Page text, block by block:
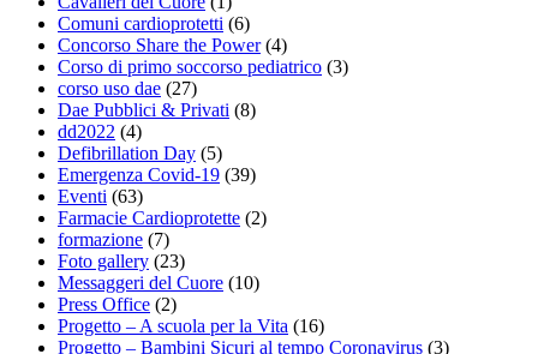
Comuni cardioprotetti (6)
Concorso Share the Power(4)
Corso di primo soccorso pediatrico (3)
corso uso dae (27)
Dae Pubblici & Privati (8)
dd2022 (4)
Defibrillation Day (5)
Emergenza Covid-19 (39)
Eventi (63)
Farmacie Cardioprotette (2)
formazione (7)
Foto gallery (23)
Messaggeri del Cuore (10)
Press Office (2)
Progetto – A scuola per la Vita (16)
Progetto – Bambini Sicuri al tempo Coronavirus (3)